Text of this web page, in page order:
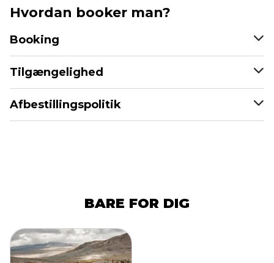
Hvordan booker man?
Booking
Tilgængelighed
Afbestillingspolitik
BARE FOR DIG